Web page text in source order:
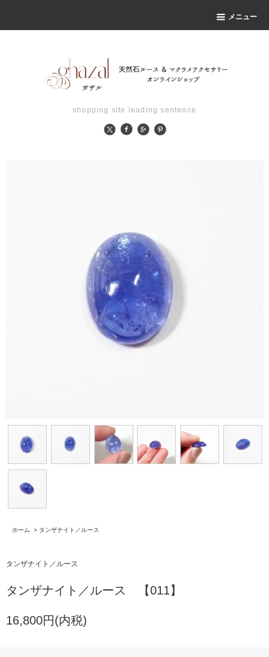
メニュー
shopping site leading sentence
ホーム > タンザナイト／ルース
タンザナイト／ルース
タンザナイト／ルース 【011】
16,800円(内税)